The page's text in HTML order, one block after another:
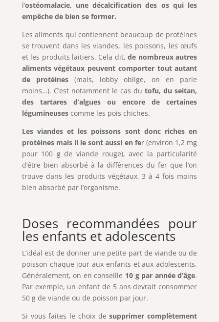
l’ostéomalacie, une décalcification des os qui les
empêche de bien se former.
Les aliments qui contiennent beaucoup de protéines
se trouvent dans les viandes, les poissons, les œufs
et les produits laitiers. Cela dit,de nombreux autres
aliments végétaux peuvent comporter tout autant
de protéines(mais, lobby oblige, on en parle
moins…). C’est notamment le cas dutofu, du seitan,
des tartares d’algues ou encore de certaines
légumineusescomme les pois chiches.
Les viandes et les poissons sont donc riches en
protéines mais il le sont aussi en fer (environ 1,2 mg
pour 100 g de viande rouge), avec la particularité
d’être bien absorbé à la différences du fer que l’on
trouve dans les produits végétaux, 3 à 4 fois moins
bien absorbé par l’organisme.
Doses recommandées pour
les enfants et adolescents
L’idéal est de donner une petite part de viande ou de
poisson chaque jour aux enfants et aux adolescents.
Généralement, on en conseille 10 g par année d’âge.
Par exemple, un enfant de 5 ans devrait consommer
50 g de viande ou de poisson par jour.
Si vous faites le choix de supprimer complètement